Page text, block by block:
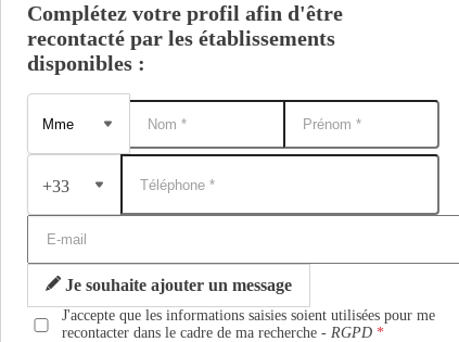
Complétez votre profil afin d'être
recontacté par les établissements
disponibles :
+33
Je souhaite ajouter un message
J'accepte que les informations saisies soient utilisées pour me
recontacter dans le cadre de ma recherche -RGPD